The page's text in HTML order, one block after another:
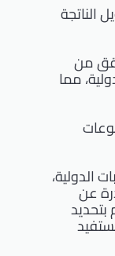
الناتجة
من
مما
الدولية،
رقم 16 الصادرة عن